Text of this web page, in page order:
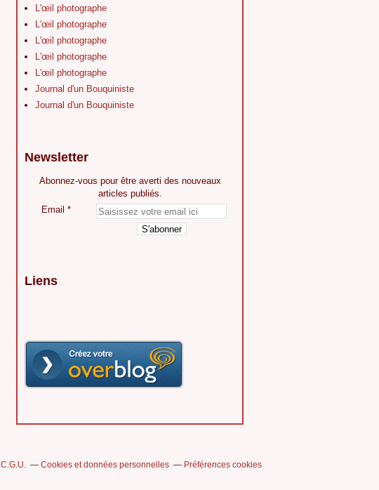
L'œil photographe
L'œil photographe
L'œil photographe
L'œil photographe
L'œil photographe
Journal d'un Bouquiniste
Journal d'un Bouquiniste
Newsletter
Abonnez-vous pour être averti des nouveaux
articles publiés.
Email
Liens
C.G.U. Cookies et données personnelles Préférences cookies